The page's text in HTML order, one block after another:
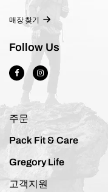
매장 찾기
Follow Us
주문
Pack Fit & Care
Gregory Life
고객지원